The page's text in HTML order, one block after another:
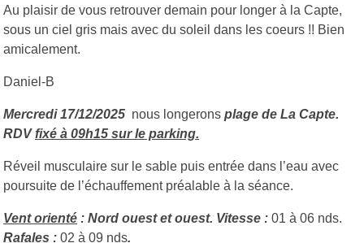
Au plaisir de vous retrouver demain pour longer à la Capte,
sous un ciel gris mais avec du soleil dans les coeurs !! Bien
amicalement.
Daniel-B
Mercredi 17/12/2025 nous longerons plage de La Capte.
RDVfixé à 09h15 sur le parking.
Réveil musculaire sur le sable puis entrée dans l’eau avec
poursuite de l’échauffement préalable à la séance.
Vent orienté : Nord ouest et ouest. Vitesse : 01 à 06 nds.
Rafales : 02 à 09 nds.